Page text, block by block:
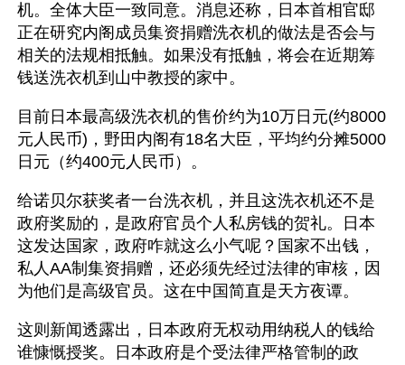
机。全体大臣一致同意。消息还称，日本首相官邸
正在研究内阁成员集资捐赠洗衣机的做法是否会与
相关的法规相抵触。如果没有抵触，将会在近期筹
钱送洗衣机到山中教授的家中。
目前日本最高级洗衣机的售价约为10万日元(约8000
元人民币)，野田内阁有18名大臣，平均约分摊5000
日元（约400元人民币）。
给诺贝尔获奖者一台洗衣机，并且这洗衣机还不是
政府奖励的，是政府官员个人私房钱的贺礼。日本
这发达国家，政府咋就这么小气呢？国家不出钱，
私人AA制集资捐赠，还必须先经过法律的审核，因
为他们是高级官员。这在中国简直是天方夜谭。
这则新闻透露出，日本政府无权动用纳税人的钱给
谁慷慨授奖。日本政府是个受法律严格管制的政